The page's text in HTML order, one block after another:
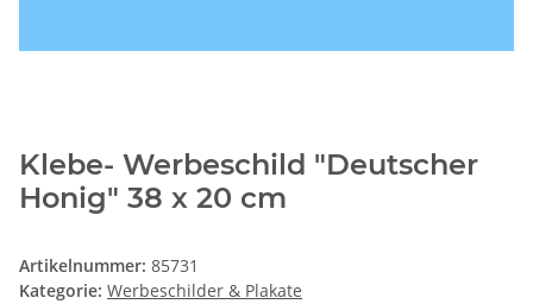
Klebe- Werbeschild "Deutscher
Honig" 38 x 20 cm
Artikelnummer: 85731
Kategorie: Werbeschilder & Plakate